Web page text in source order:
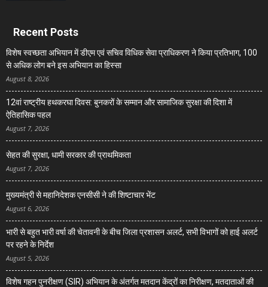
Recent Posts
विशेष स्वच्छता अभियान में डीएम एवं सचिव विधिक सेवा प्राधिकरण ने किया प्रतिभाग, 100
से अधिक लोग बने इस अभियान का हिस्सा
August 8, 2026
12वां राष्ट्रीय हथकरघा दिवस: बुनकरों के सम्मान और सामाजिक सुरक्षा की दिशा में
ऐतिहासिक पहल
August 7, 2026
सेहत की सुरक्षा, धामी सरकार की प्राथमिकता
August 7, 2026
मुख्यमंत्री से महानिदेशक एनसीसी ने की शिष्टाचार भेंट
August 6, 2026
भारी से बहुत भारी वर्षा की चेतावनी के बीच जिला प्रशासन अलर्ट, सभी विभागों को हाई अलर्ट
पर रहने के निर्देश
August 5, 2026
विशेष गहन पुनरीक्षण (SIR) अभियान के अंतर्गत मतदान केंद्रों का निरीक्षण, मतदाताओं की